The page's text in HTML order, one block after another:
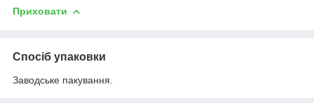
Приховати
Спосіб упаковки
Заводське пакування.